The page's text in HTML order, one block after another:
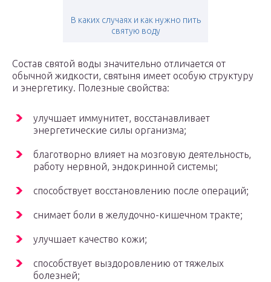
В каких случаях и как нужно пить
святую воду
Состав святой воды значительно отличается от
обычной жидкости, святыня имеет особую структуру
и энергетику. Полезные свойства:
улучшает иммунитет, восстанавливает
энергетические силы организма;
благотворно влияет на мозговую деятельность,
работу нервной, эндокринной системы;
способствует восстановлению после операций;
снимает боли в желудочно-кишечном тракте;
улучшает качество кожи;
способствует выздоровлению от тяжелых
болезней;